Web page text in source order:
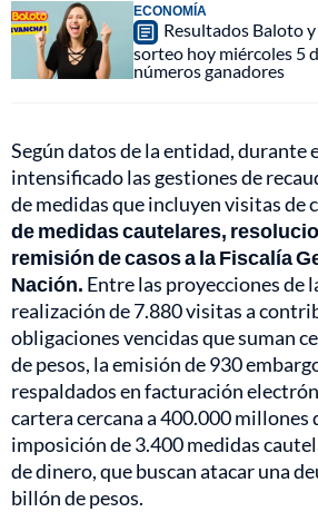
ECONOMÍA
Resultados Baloto
sorteo hoy miércoles 5
números ganadores
Según datos de la entidad, durante
intensificado las gestiones de
de medidas que incluyen visitas de
de medidas cautelares,
remisión de casos a la Fiscalía
Nación. Entre las proyecciones de
realización de 7.880 visitas a
obligaciones vencidas que suman
de pesos, la emisión de 930
respaldados en facturación
cartera cercana a 400.000 millones
imposición de 3.400 medidas
de dinero, que buscan atacar una
billón de pesos.